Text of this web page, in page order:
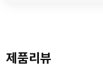
제품리뷰